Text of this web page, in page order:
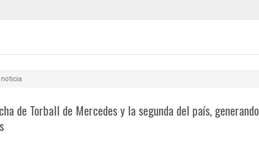
noticia
de Torball de Mercedes y la segunda del país, generando